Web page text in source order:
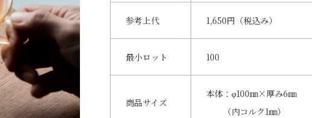
参考上代 1,650円（税込み）
最小ロット 100
商品サイズ
本体：φ100㎜×厚み6㎜
（内コルク1㎜）